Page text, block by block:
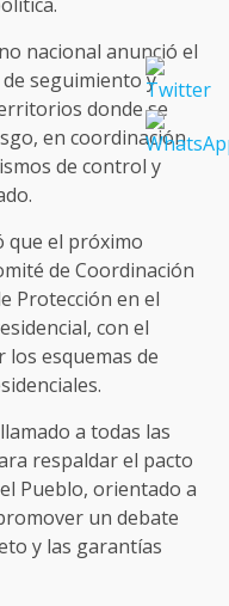
nacional anunció el
seguimiento y
donde se
en coordinación
de control y
que el próximo
de Coordinación
Protección en el
con el
esquemas de
a todas las
respaldar el pacto
Pueblo, orientado a
un debate
y las garantías